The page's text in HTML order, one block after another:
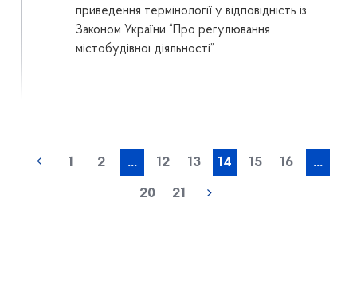
приведення термінології у відповідність із
Законом України “Про регулювання
містобудівної діяльності”
1 2 ... 12 13 14 15 16 ...
20 21